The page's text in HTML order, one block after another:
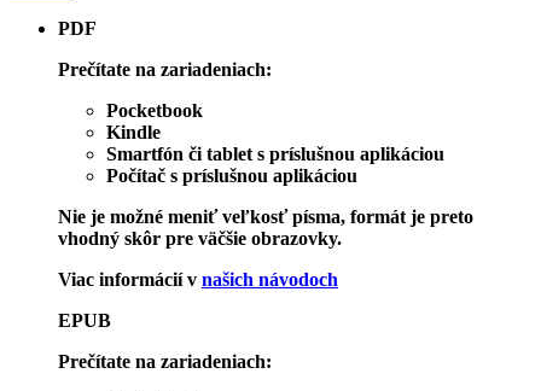
PDF
Prečítate na zariadeniach:
Pocketbook
Kindle
Smartfón či tablet s príslušnou aplikáciou
Počítač s príslušnou aplikáciou
Nie je možné meniť veľkosť písma, formát je preto
vhodný skôr pre väčšie obrazovky.
Viac informácií v našich návodoch
EPUB
Prečítate na zariadeniach: